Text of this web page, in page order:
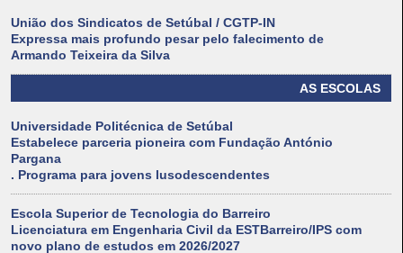
União dos Sindicatos de Setúbal / CGTP-IN
Expressa mais profundo pesar pelo falecimento de
Armando Teixeira da Silva
AS ESCOLAS
Universidade Politécnica de Setúbal
Estabelece parceria pioneira com Fundação António
Pargana
. Programa para jovens lusodescendentes
Escola Superior de Tecnologia do Barreiro
Licenciatura em Engenharia Civil da ESTBarreiro/IPS com
novo plano de estudos em 2026/2027